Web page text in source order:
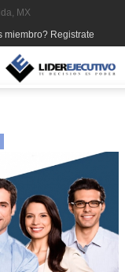
MX
miembro? Registrate